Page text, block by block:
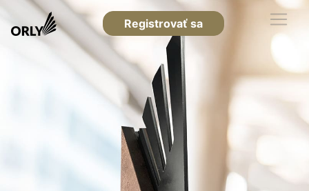
Registrovať sa